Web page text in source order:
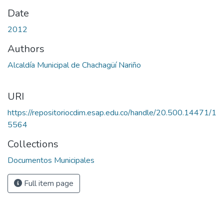
Date
2012
Authors
Alcaldía Municipal de Chachagüí Nariño
URI
https://repositoriocdim.esap.edu.co/handle/20.500.14471/1
5564
Collections
Documentos Municipales
Full item page